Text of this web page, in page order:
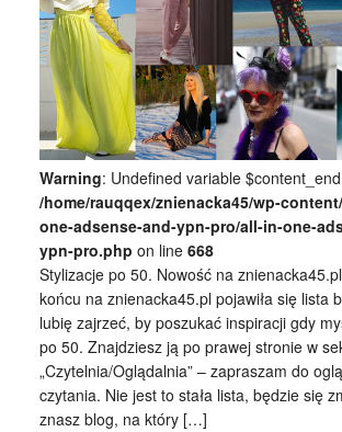
Warning: Undefined variable
/home/rauqqex/znienacka45/wp-
one-adsense-and-ypn-pro/all-in-one-
ypn-pro.php on line 668
Stylizacje po 50. Nowość na
końcu na znienacka45.pl pojawiła się lista
lubię zajrzeć, by poszukać inspiracji gdy
po 50. Znajdziesz ją po prawej stronie w
„Czytelnia/Oglądalnia” – zapraszam do
czytania. Nie jest to stała lista, będzie się
znasz blog, na który […]